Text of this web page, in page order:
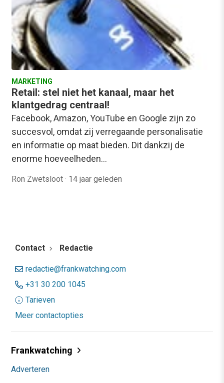
MARKETING
Retail: stel niet het kanaal, maar het
klantgedrag centraal!
Facebook, Amazon, YouTube en Google zijn zo
succesvol, omdat zij verregaande personalisatie
en informatie op maat bieden. Dit dankzij de
enorme hoeveelheden…
Ron Zwetsloot · 14 jaar geleden
Contact Redactie
redactie@frankwatching.com
+31 30 200 1045
Tarieven
Meer contactopties
Frankwatching
Adverteren